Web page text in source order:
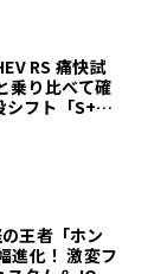
ラーデザイン
に1回開催さ
、FINISHING
RS 痛快試
乗り比べて確
フト「S+Sh
王者「ホン
進化！ 激変フ